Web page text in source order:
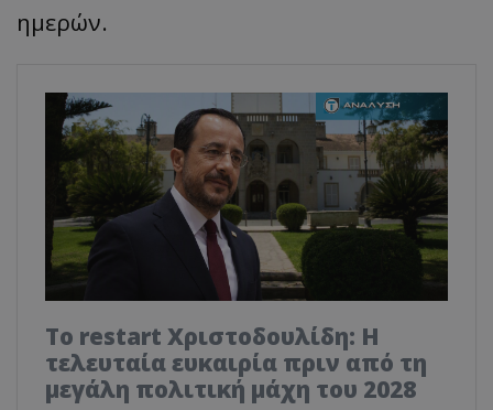
ημερών.
Το restart Χριστοδουλίδη: Η
τελευταία ευκαιρία πριν από τη
μεγάλη πολιτική μάχη του 2028